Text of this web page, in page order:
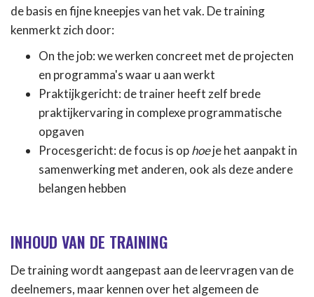
de basis en fijne kneepjes van het vak. De training
kenmerkt zich door:
On the job: we werken concreet met de projecten
en programma's waar u aan werkt
Praktijkgericht: de trainer heeft zelf brede
praktijkervaring in complexe programmatische
opgaven
Procesgericht: de focus is ophoeje het aanpakt in
samenwerking met anderen, ook als deze andere
belangen hebben
INHOUD VAN DE TRAINING
De training wordt aangepast aan de leervragen van de
deelnemers, maar kennen over het algemeen de